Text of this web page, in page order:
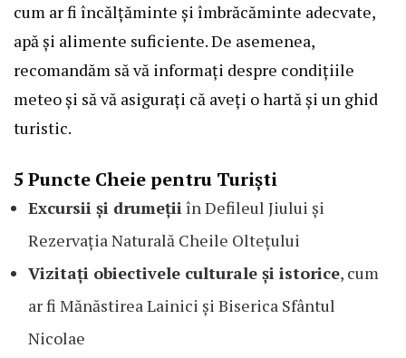
cum ar fi încălțăminte și îmbrăcăminte adecvate,
apă și alimente suficiente. De asemenea,
recomandăm să vă informați despre condițiile
meteo și să vă asigurați că aveți o hartă și un ghid
turistic.
5 Puncte Cheie pentru Turiști
Excursii și drumețiiîn Defileul Jiului și
Rezervația Naturală Cheile Oltețului
Vizitați obiectivele culturale și istorice, cum
ar fi Mănăstirea Lainici și Biserica Sfântul
Nicolae